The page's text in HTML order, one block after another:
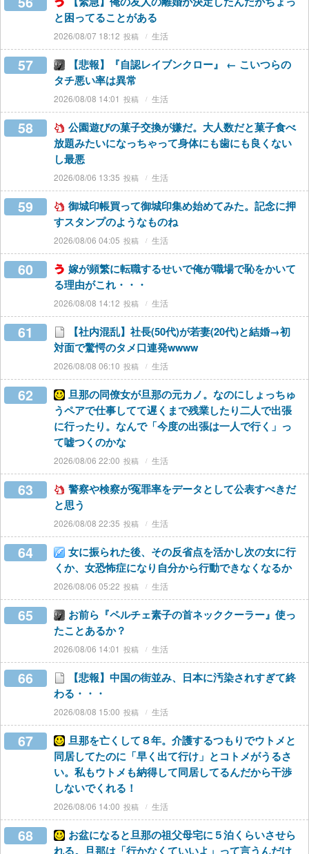
と困ってることがある
2026/08/07 18:12 生活
57
【悲報】『自認レイブンクロー』 ← こいつらの
タチ悪い率は異常
2026/08/08 14:01 生活
58
公園遊びの菓子交換が嫌だ。大人数だと菓子食べ
放題みたいになっちゃって身体にも歯にも良くない
し最悪
2026/08/06 13:35 生活
59
御城印帳買って御城印集め始めてみた。記念に押
すスタンプのようなものね
2026/08/06 04:05 生活
60
嫁が頻繁に転職するせいで俺が職場で恥をかいて
る理由がこれ・・・
2026/08/08 14:12 生活
61
【社内混乱】社長(50代)が若妻(20代)と結婚→初
対面で驚愕のタメ口連発wwww
2026/08/08 06:10 生活
62
旦那の同僚女が旦那の元カノ。なのにしょっちゅ
うペアで仕事してて遅くまで残業したり二人で出張
に行ったり。なんで「今度の出張は一人で行く」っ
て嘘つくのかな
2026/08/06 22:00 生活
63
警察や検察が冤罪率をデータとして公表すべきだ
と思う
2026/08/08 22:35 生活
64
女に振られた後、その反省点を活かし次の女に行
くか、女恐怖症になり自分から行動できなくなるか
2026/08/06 05:22 生活
65
お前ら『ペルチェ素子の首ネッククーラー』使っ
たことあるか？
2026/08/06 14:01 生活
66
【悲報】中国の街並み、日本に汚染されすぎて終
わる・・・
2026/08/08 15:00 生活
67
旦那を亡くして８年。介護するつもりでウトメと
同居してたのに「早く出て行け」とコトメがうるさ
い。私もウトメも納得して同居してるんだから干渉
しないでくれる！
2026/08/06 14:00 生活
68
お盆になると旦那の祖父母宅に５泊くらいさせら
れる。旦那は「行かなくていいよ」って言うんだけ